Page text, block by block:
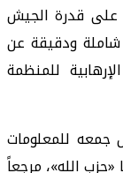
على قدرة الجيش
شاملة ودقيقة عن
للمنظمة
جمعه للمعلومات
«حزب الله»، مرجعاً